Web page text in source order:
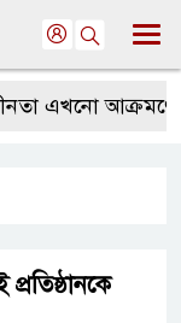
এখনো আক্রমণের